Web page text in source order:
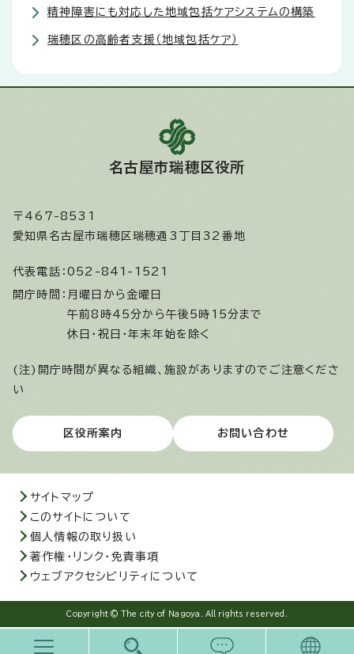
精神障害にも対応した地域包括ケアシステムの構築
瑞穂区の高齢者支援（地域包括ケア）
名古屋市瑞穂区役所
〒467-8531
愛知県名古屋市瑞穂区瑞穂通3丁目32番地
代表電話： 052-841-1521
開庁時間： 月曜日から金曜日
午前8時45分から午後5時15分まで
休日・祝日・年末年始を除く
(注)開庁時間が異なる組織、施設がありますのでご注意くださ
い
区役所案内 お問い合わせ
サイトマップ
このサイトについて
個人情報の取り扱い
著作権・リンク・免責事項
ウェブアクセシビリティについて
Copyright © The city of Nagoya. All rights reserved.